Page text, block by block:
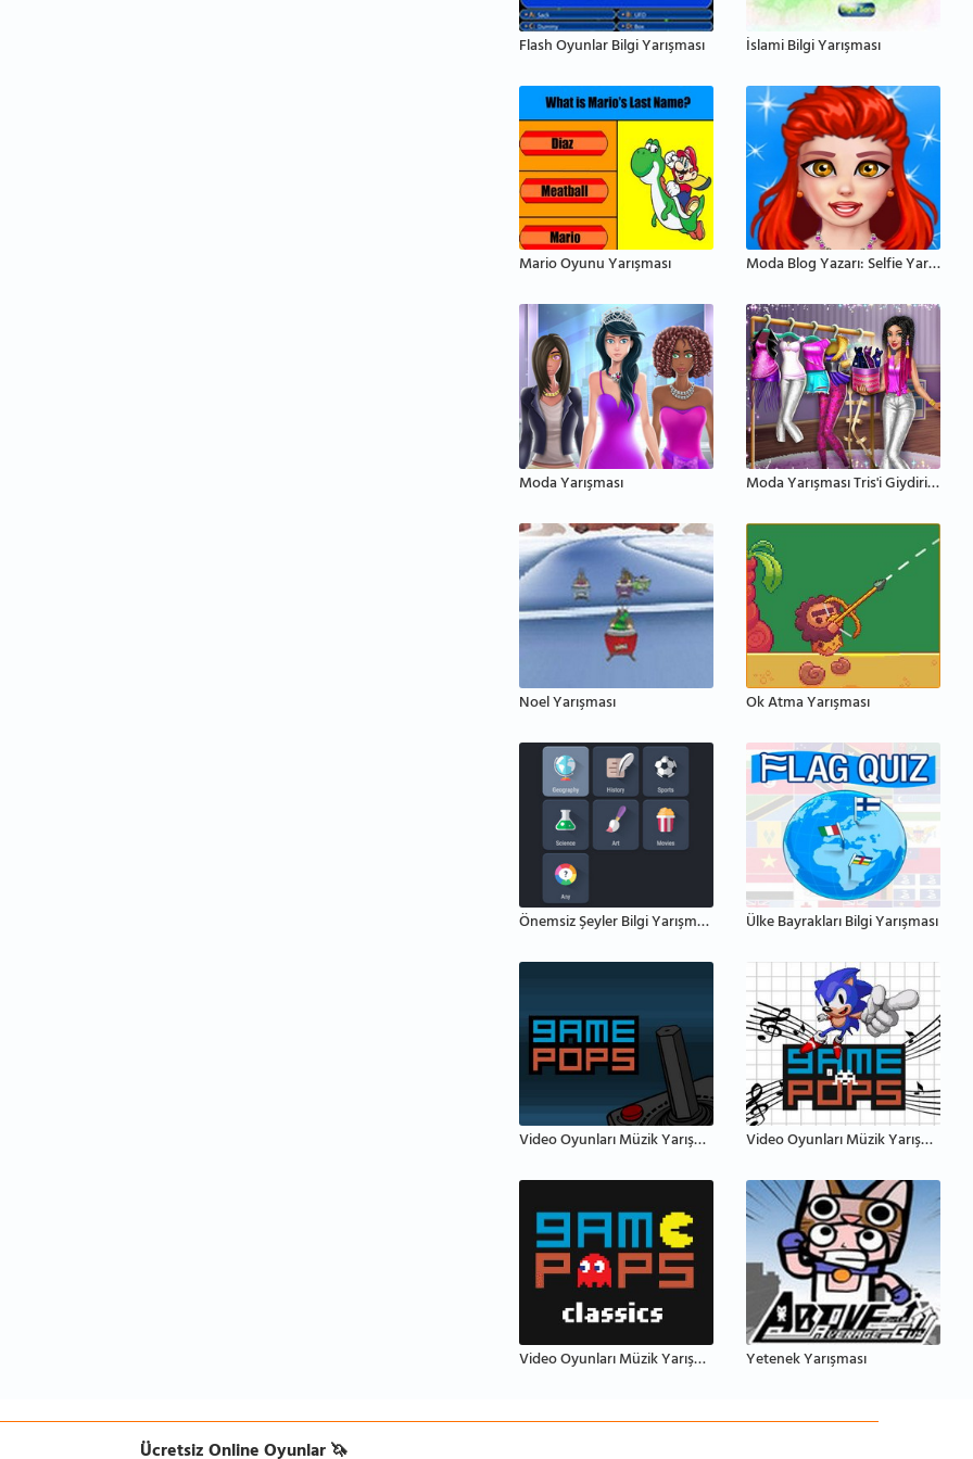
Flash Oyunlar Bilgi Yarışması İslami Bilgi Yarışması
Mario Oyunu Yarışması Moda Blog Yazarı: Selfie Yarışması
Moda Yarışması Moda Yarışması Tris'i Giydirip Süsleme
Noel Yarışması Ok Atma Yarışması
Önemsiz Şeyler Bilgi Yarışması Ülke Bayrakları Bilgi Yarışması
Video Oyunları Müzik Yarışması Video Oyunları Müzik Yarışması Sega
Video Oyunları Müzik Yarışması: Klasik Yetenek Yarışması
Ücretsiz Online Oyunlar 🦄